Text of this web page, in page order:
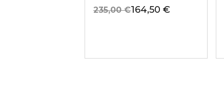
164,50 €
235,00 €